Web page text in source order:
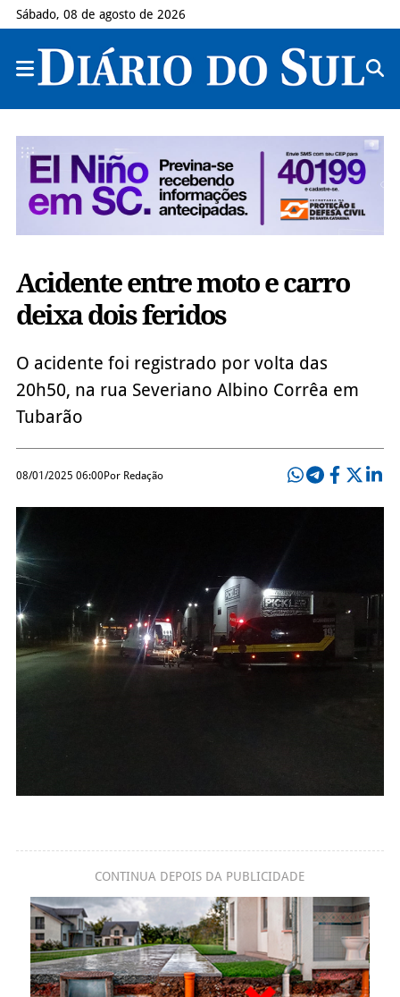
Sábado, 08 de agosto de 2026
Acidente entre moto e carro
deixa dois feridos
O acidente foi registrado por volta das
20h50, na rua Severiano Albino Corrêa em
Tubarão
08/01/2025 06:00Por Redação
CONTINUA DEPOIS DA PUBLICIDADE